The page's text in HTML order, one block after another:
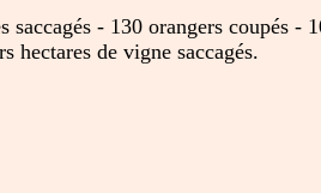
- 130 orangers coupés -
hectares de vigne saccagés.